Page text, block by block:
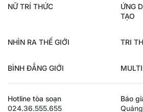
NỮ TRÍ THỨC
ỨNG
TẠO
NHÌN RA THẾ GIỚI TRI
BÌNH ĐẲNG GIỚI
Hotline tòa soạn
024.36.555.655
Báo